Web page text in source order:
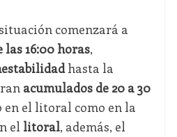
comenzará a
16:00 horas,
hasta la
acumulados de 20 a 30
el litoral como en la
el litoral, además, el